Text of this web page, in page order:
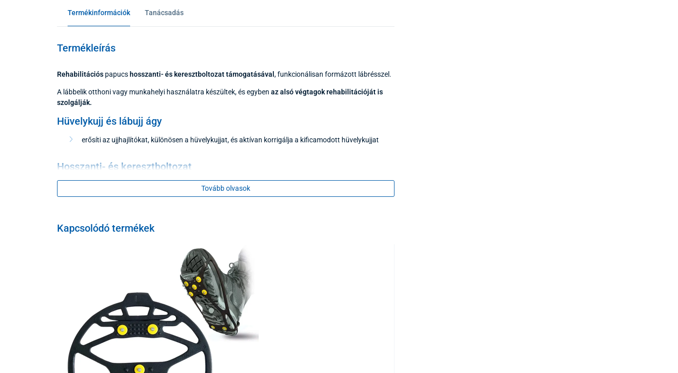
Termékinformációk Tanácsadás
Termékleírás
Rehabilitációspapucs hosszanti- és keresztboltozat támogatásával , funkcionálisan formázott lábrésszel.
A lábbelik otthoni vagy munkahelyi használatra készültek, és egyben az alsó végtagok rehabilitációját is
szolgálják.
Hüvelykujj és lábujj ágy
erősíti az ujjhajlítókat, különösen a hüvelykujjat, és aktívan korrigálja a kificamodott hüvelykujjat
Hosszanti- és keresztboltozat
megelőzően hat a lapos talpak (lúdtalp) kialakulása ellen, megakadályozza a boltozat beesését
csökkenti az ütéseket járás közben és megakadályozza a sarok elfordulását
belső bélés – természetes textil
Mérettáblázat
Mérettáblázat
A PROTETIKA lábbeli sajátossága, hogy a talp a benne lévő talpbetéttel kompakt.
Tovább olvasok
Kapcsolódó termékek